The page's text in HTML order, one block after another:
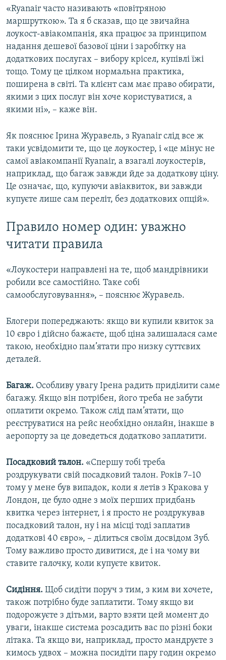
«Ryanair часто називають «повітряною
маршруткою». Та я б сказав, що це звичайна
лоукост-авіакомпанія, яка працює за принципом
надання дешевої базової ціни і заробітку на
додаткових послугах – вибору крісел, купівлі їжі
тощо. Тому це цілком нормальна практика,
поширена в світі. Та клієнт сам має право обирати,
якими з цих послуг він хоче користуватися, а
якими ні», – каже він.
Як пояснює Ірина Журавель, з Ryanair слід все ж
таки усвідомити те, що це лоукостер, і «це мінус не
самої авіакомпанії Ryanair, а взагалі лоукостерів,
наприклад, що багаж завжди йде за додаткову ціну.
Це означає, що, купуючи авіаквиток, ви завжди
купуєте лише сам переліт, без додаткових опцій».
Правило номер один: уважно
читати правила
«Лоукостери направлені на те, щоб мандрівники
робили все самостійно. Таке собі
самообслуговування», – пояснює Журавель.
Блогери попереджають: якщо ви купили квиток за
10 євро і дійсно бажаєте, щоб ціна залишалася саме
такою, необхідно пам’ятати про низку суттєвих
деталей.
Багаж. Особливу увагу Ірена радить приділити саме
багажу. Якщо він потрібен, його треба не забути
оплатити окремо. Також слід пам’ятати, що
реєструватися на рейс необхідно онлайн, інакше в
аеропорту за це доведеться додатково заплатити.
Посадковий талон. «Спершу тобі треба
роздрукувати свій посадковий талон. Років 7–10
тому у мене був випадок, коли я летів з Кракова у
Лондон, це було одне з моїх перших придбань
квитка через інтернет, і я просто не роздрукував
посадковий талон, ну і на місці тоді заплатив
додаткові 40 євро», – ділиться своїм досвідом Зуб.
Тому важливо просто дивитися, де і на чому ви
ставите галочку, коли купуєте квиток.
Сидіння. Щоб сидіти поруч з тим, з ким ви хочете,
також потрібно буде заплатити. Тому якщо ви
подорожуєте з дітьми, варто взяти цей момент до
уваги, інакше система розсадить вас по різні боки
літака. Та якщо ви, наприклад, просто мандруєте з
кимось удвох – можна посидіти пару годин окремо